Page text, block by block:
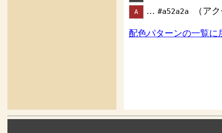
A … #a52a2a （ア
配色パターンの一覧に